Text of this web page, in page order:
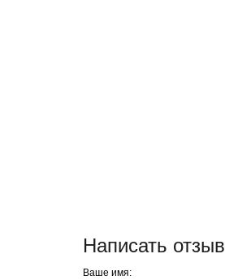
Написать отзыв
Ваше имя: